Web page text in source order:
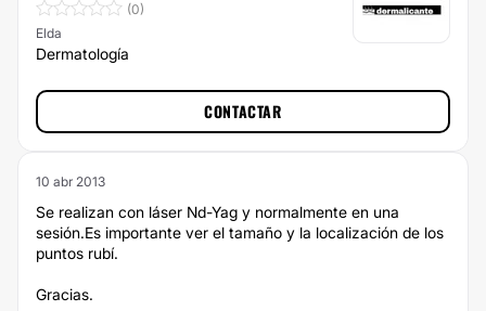
(0)
Elda
Dermatología
CONTACTAR
10 abr 2013
Se realizan con láser Nd-Yag y normalmente en una
sesión.Es importante ver el tamaño y la localización de los
puntos rubí.
Gracias.